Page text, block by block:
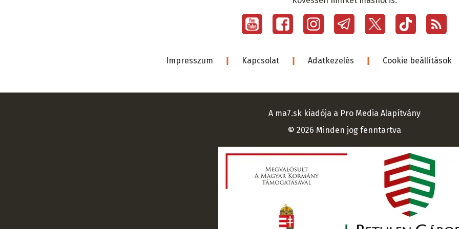
Social
menu
Lábléc
Impresszum Kapcsolat Adatkezelés Cookie beállítások
A ma7.sk kiadója a Pro Media Alapítvány
© 2026 Minden jog fenntartva